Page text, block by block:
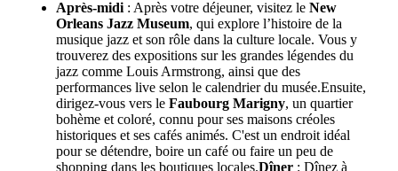
Après-midi : Après votre déjeuner, visitez le New
Orleans Jazz Museum, qui explore l’histoire de la
musique jazz et son rôle dans la culture locale. Vous y
trouverez des expositions sur les grandes légendes du
jazz comme Louis Armstrong, ainsi que des
performances live selon le calendrier du musée.Ensuite,
dirigez-vous vers le Faubourg Marigny, un quartier
bohème et coloré, connu pour ses maisons créoles
historiques et ses cafés animés. C'est un endroit idéal
pour se détendre, boire un café ou faire un peu de
shopping dans les boutiques locales.Dîner : Dînez à